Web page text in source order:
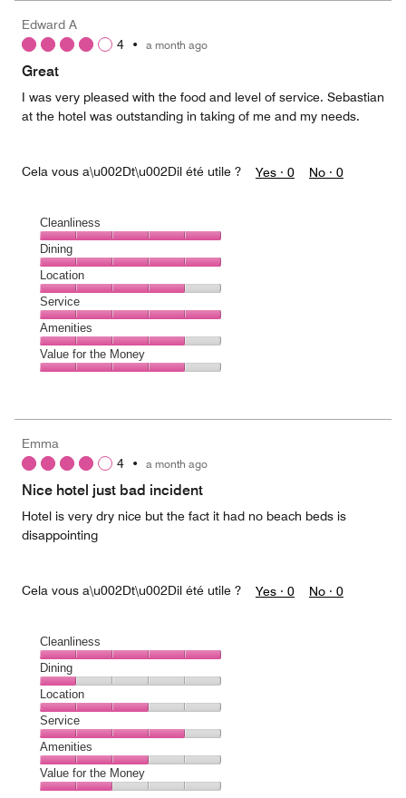
Edward A
4 • a month ago
Great
I was very pleased with the food and level of service. Sebastian
at the hotel was outstanding in taking of me and my needs.
Cela vous a\u002Dt\u002Dil été utile ? Yes · 0 No · 0
Cleanliness
Cleanliness,
5
out
of
5
Dining
Dining,
5
out
of
5
Location
Location,
4
out
of
5
Service
Service,
5
out
Amenities
Amenities,
4
5
Value for the Money
4
out
Emma
4 • a month ago
Nice hotel just bad incident
Hotel is very dry nice but the fact it had no beach beds is
disappointing
Cela vous a\u002Dt\u002Dil été utile ? Yes · 0 No · 0
Cleanliness
Cleanliness,
5
out
of
5
Dining
Dining,
1
out
of
5
Location
Location,
3
out
of
5
Service
Service,
4
out
Amenities
Amenities,
3
Value for the Money